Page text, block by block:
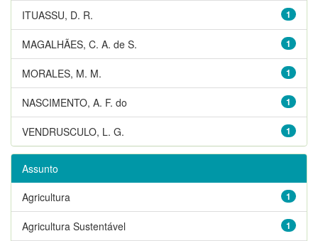
1
ITUASSU, D. R.
1
MAGALHÃES, C. A. de S.
1
MORALES, M. M.
1
NASCIMENTO, A. F. do
1
VENDRUSCULO, L. G.
Assunto
1
Agricultura
1
Agricultura Sustentável